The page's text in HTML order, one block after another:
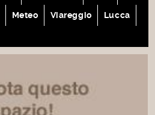
Meteo Viareggio Lucca